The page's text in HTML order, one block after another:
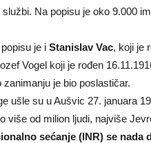
službi. Na popisu je oko 9.000
je i Stanislav Vac, koji je
Vogel koji je rođen
zanimanju je bio poslastičar.
ušle su u Aušvic 27. januara
više od milion ljudi, najviše
sećanje (INR) se